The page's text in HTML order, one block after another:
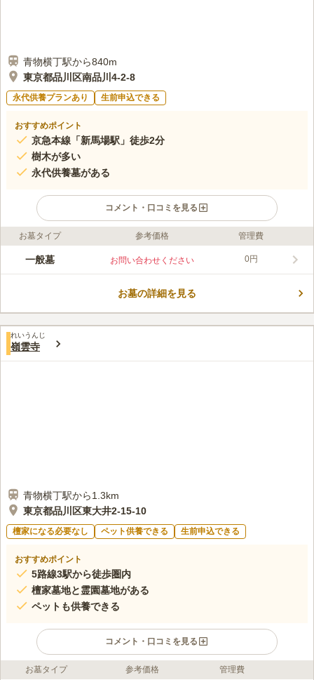
青物横丁駅から840m
東京都品川区南品川4-2-8
永代供養プランあり 生前申込できる
おすすめポイント
京急本線「新馬場駅」徒歩2分
樹木が多い
永代供養墓がある
コメント・口コミを見る
ライフドット編集部のコメント
品川区や大田区からのアクセスが良い清光寺は、最寄駅から徒歩
います。 境内墓地には永代供養も皆様にご利用いただけるのも
口コミ評価
この霊園はまだ誰からも評価されていません。
お墓タイプ 参考価格 管理費
一般墓 お問い合わせください 0円
お墓の詳細を見る
れいうんじ
嶺雲寺
青物横丁駅から1.3km
東京都品川区東大井2-15-10
檀家になる必要なし ペット供養できる 生前申込できる
おすすめポイント
5路線3駅から徒歩圏内
檀家墓地と霊園墓地がある
ペットも供養できる
コメント・口コミを見る
ライフドット編集部のコメント
お墓タイプ 参考価格 管理費